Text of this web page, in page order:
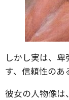
しかし実は、
す、信頼性のあ
彼女の人物像は